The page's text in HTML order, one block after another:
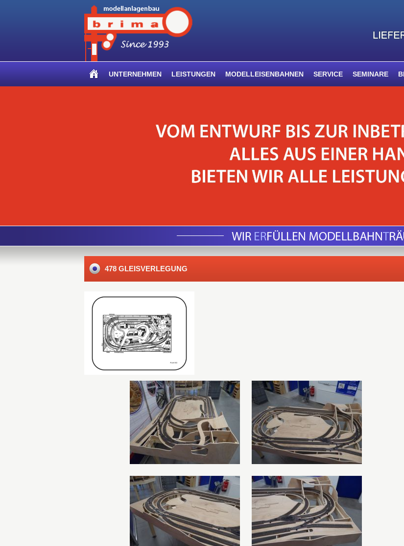
UNTERNEHMEN LEISTUNGEN MODELLEISENBAHNEN SERVICE SEMINARE
478 GLEISVERLEGUNG